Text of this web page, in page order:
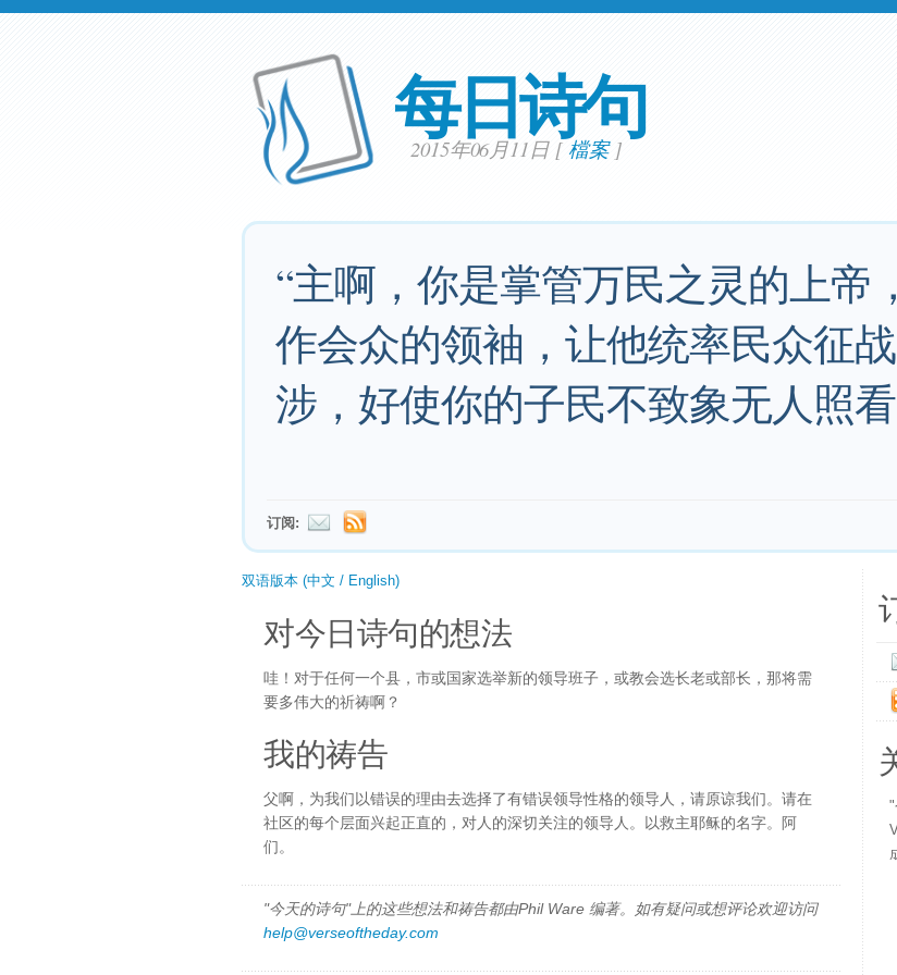
每日诗句
2015年06月11日 [檔案]
“主啊，你是掌管万民之灵的上帝
作会众的领袖，让他统率民众征
涉，好使你的子民不致象无人照
订阅:
双语版本 (中文 / English)
对今日诗句的想法
哇！对于任何一个县，市或国家选举新的领导班子，或教会选长老或部长，那将需
要多伟大的祈祷啊？
我的祷告
父啊，为我们以错误的理由去选择了有错误领导性格的领导人，请原谅我们。请在
社区的每个层面兴起正直的，对人的深切关注的领导人。以救主耶稣的名字。阿
们。
"今天的诗句"上的这些想法和祷告都由Phil Ware 编著。如有疑问或想评论欢迎访问
help@verseoftheday.com
"